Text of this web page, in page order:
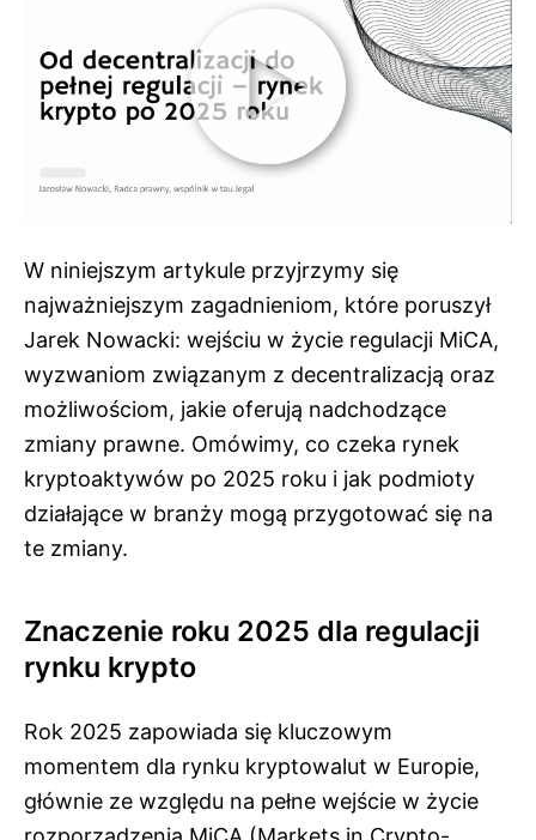
W niniejszym artykule przyjrzymy się
najważniejszym zagadnieniom, które poruszył
Jarek Nowacki: wejściu w życie regulacji MiCA,
wyzwaniom związanym z decentralizacją oraz
możliwościom, jakie oferują nadchodzące
zmiany prawne. Omówimy, co czeka rynek
kryptoaktywów po 2025 roku i jak podmioty
działające w branży mogą przygotować się na
te zmiany.
Znaczenie roku 2025 dla regulacji
rynku krypto
Rok 2025 zapowiada się kluczowym
momentem dla rynku kryptowalut w Europie,
głównie ze względu na pełne wejście w życie